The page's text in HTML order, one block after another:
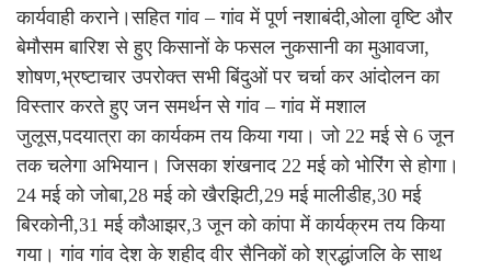
कार्यवाही कराने।सहित गांव – गांव में पूर्ण नशाबंदी,ओला वृष्टि और
बेमौसम बारिश से हुए किसानों के फसल नुकसानी का मुआवजा,
शोषण,भ्रष्टाचार उपरोक्त सभी बिंदुओं पर चर्चा कर आंदोलन का
विस्तार करते हुए जन समर्थन से गांव – गांव में मशाल
जुलूस,पदयात्रा का कार्यकम तय किया गया। जो 22 मई से 6 जून
तक चलेगा अभियान। जिसका शंखनाद 22 मई को भोरिंग से होगा।
24 मई को जोबा,28 मई को खैरझिटी,29 मई मालीडीह,30 मई
बिरकोनी,31 मई कौआझर,3 जून को कांपा में कार्यक्रम तय किया
गया। गांव गांव देश के शहीद वीर सैनिकों को श्रद्धांजलि के साथ